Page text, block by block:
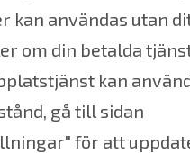
kan användas utan
om din betalda
kan
gå till sidan
för att